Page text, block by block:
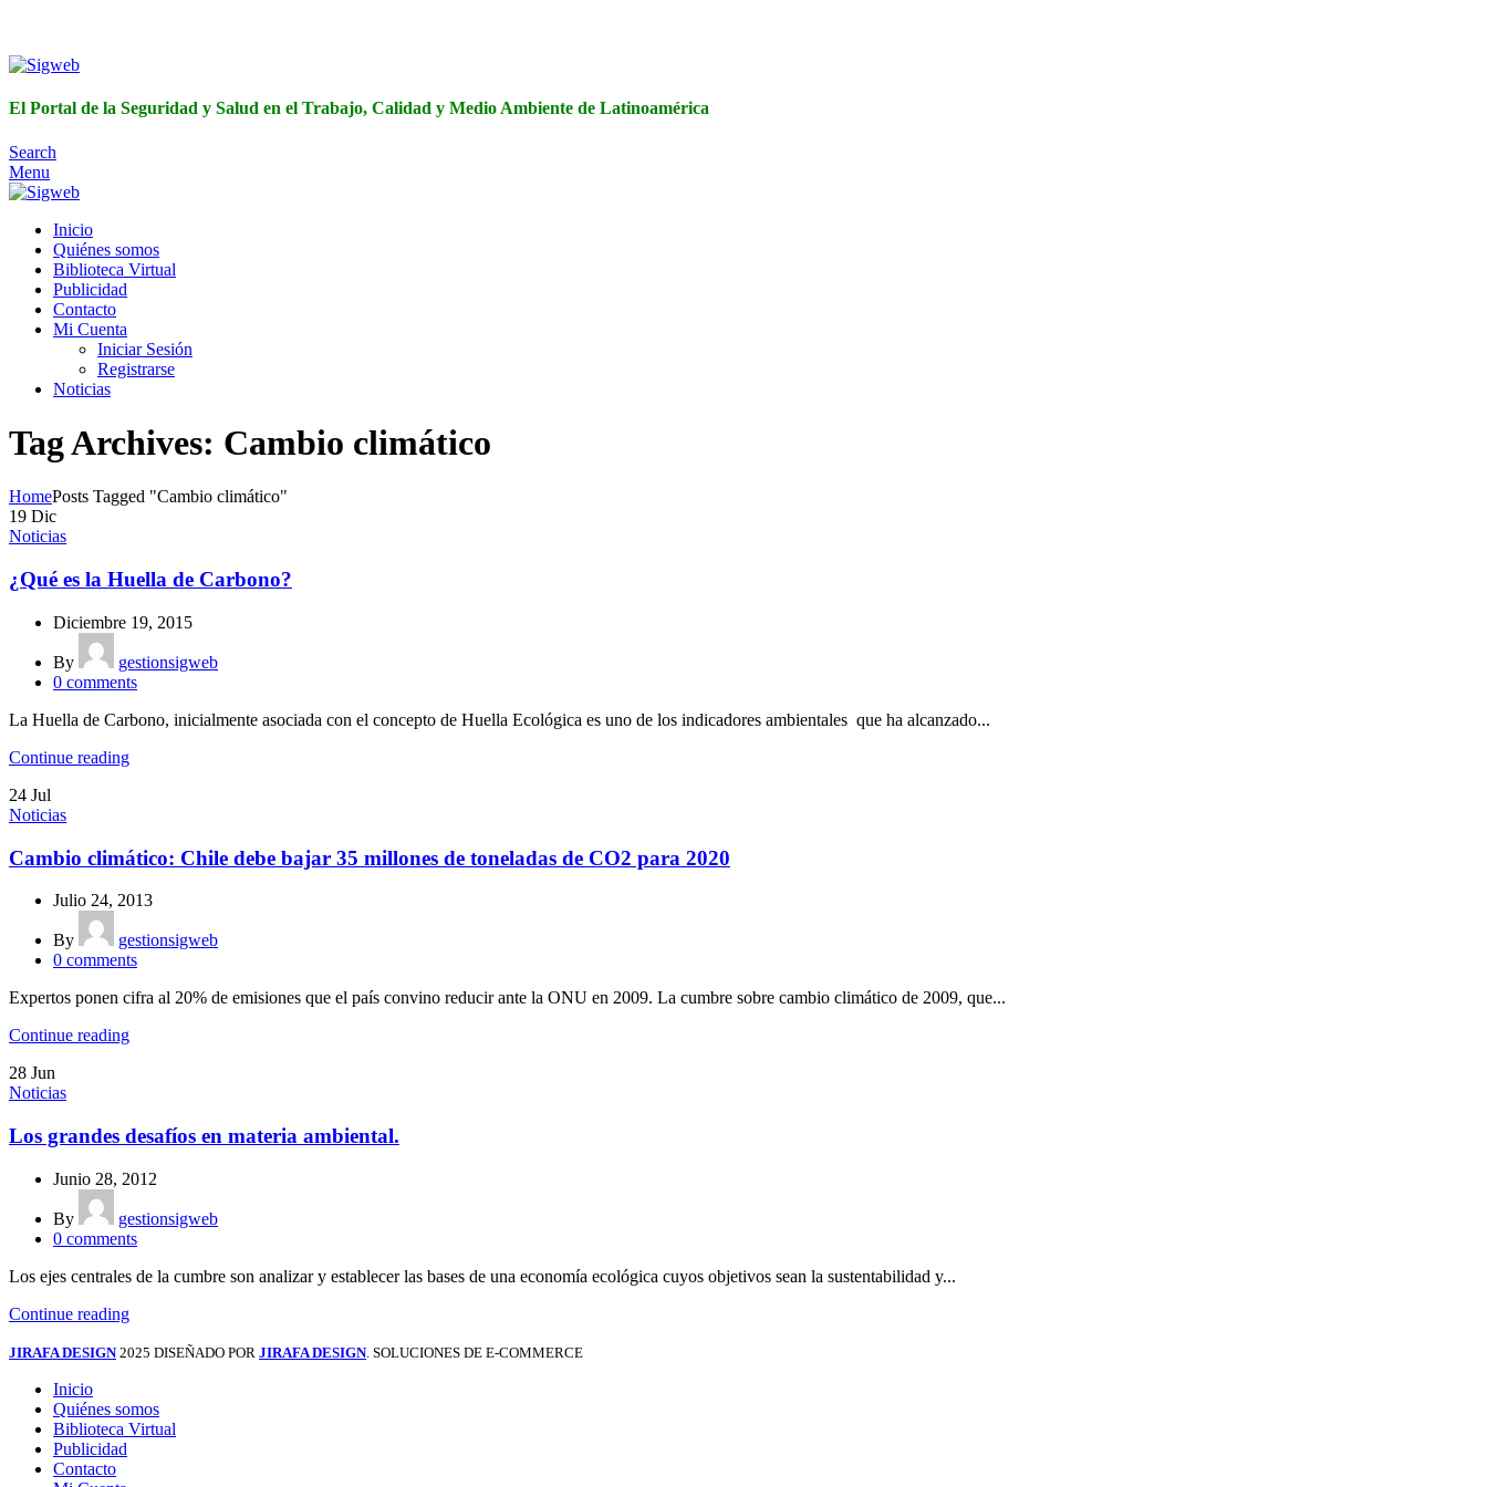
El Portal de la Seguridad y Salud en el Trabajo, Calidad y Medio Ambiente de Latinoamérica
Search
Menu
Inicio
Quiénes somos
Biblioteca Virtual
Publicidad
Contacto
Mi Cuenta
Iniciar Sesión
Registrarse
Noticias
Tag Archives: Cambio climático
HomePosts Tagged "Cambio climático"
19 Dic
Noticias
¿Qué es la Huella de Carbono?
Diciembre 19, 2015
By
gestionsigweb
0 comments
La Huella de Carbono, inicialmente asociada con el concepto de Huella Ecológica es uno de los indicadores ambientales que ha alcanzado...
Continue reading
24 Jul
Noticias
Cambio climático: Chile debe bajar 35 millones de toneladas de CO2 para 2020
Julio 24, 2013
By
gestionsigweb
0 comments
Expertos ponen cifra al 20% de emisiones que el país convino reducir ante la ONU en 2009. La cumbre sobre cambio climático de 2009, que...
Continue reading
28 Jun
Noticias
Los grandes desafíos en materia ambiental.
Junio 28, 2012
By
gestionsigweb
0 comments
Los ejes centrales de la cumbre son analizar y establecer las bases de una economía ecológica cuyos objetivos sean la sustentabilidad y...
Continue reading
JIRAFA DESIGN 2025 DISEÑADO POR JIRAFA DESIGN. SOLUCIONES DE E-COMMERCE
Inicio
Quiénes somos
Biblioteca Virtual
Publicidad
Contacto